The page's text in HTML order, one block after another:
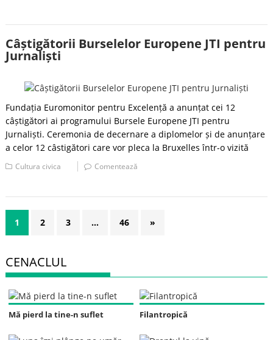
Câștigătorii Burselelor Europene JTI pentru
Jurnaliști
Fundația Euromonitor pentru Excelență a anunțat cei 12
câștigători ai programului Bursele Europene JTI pentru
Jurnaliști. Ceremonia de decernare a diplomelor și de anunțare
a celor 12 câstigători care vor pleca la Bruxelles într-o vizită
Cultura civica Comentează
1 2 3 … 46 »
CENACLUL
Mă pierd la tine-n suflet Filantropică